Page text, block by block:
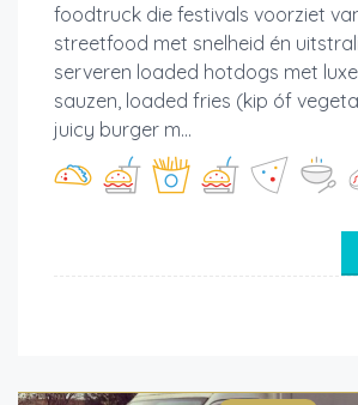
foodtruck die festivals voorziet
streetfood met snelheid én
serveren loaded hotdogs met
sauzen, loaded fries (kip óf
juicy burger m...